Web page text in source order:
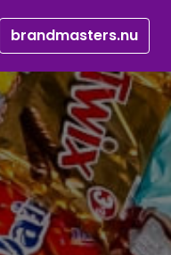
brandmasters.nu